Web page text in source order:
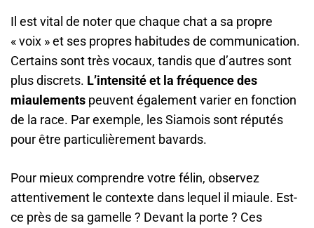
Il est vital de noter que chaque chat a sa propre
« voix » et ses propres habitudes de communication.
Certains sont très vocaux, tandis que d’autres sont
plus discrets. L’intensité et la fréquence des
miaulements peuvent également varier en fonction
de la race. Par exemple, les Siamois sont réputés
pour être particulièrement bavards.
Pour mieux comprendre votre félin, observez
attentivement le contexte dans lequel il miaule. Est-
ce près de sa gamelle ? Devant la porte ? Ces